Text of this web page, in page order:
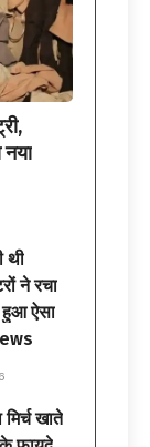
थी
ने रचा
हुआ ऐसा
खाते